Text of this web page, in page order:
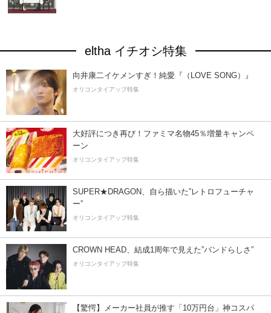
eltha イチオシ特集
向井康二イケメンすぎ！純愛『（LOVE SONG）』
オリコンタイアップ特集
大好評につき再び！ファミマ名物45％増量キャンペ
ーン
オリコンタイアップ特集
SUPER★DRAGON、自ら描いた”レトロフューチャ
ー”
オリコンタイアップ特集
CROWN HEAD、結成1周年で見えた”バンドらしさ”
オリコンタイアップ特集
【驚愕】メーカー社員が推す「10万円台」神コスパ